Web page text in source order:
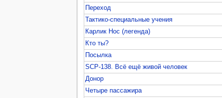
Переход
Тактико-специальные учения
Карлик Нос (легенда)
Кто ты?
Посылка
SCP-138. Всё ещё живой человек
Донор
Четыре пассажира